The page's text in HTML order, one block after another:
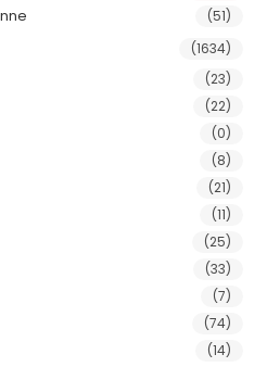
(51)
(1634)
(23)
(22)
(0)
(8)
(21)
(11)
(25)
(33)
(7)
(74)
(14)